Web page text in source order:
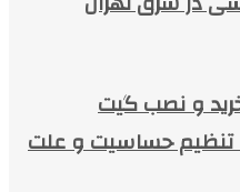
و نصب گیت
تنظیم حساسیت و علت